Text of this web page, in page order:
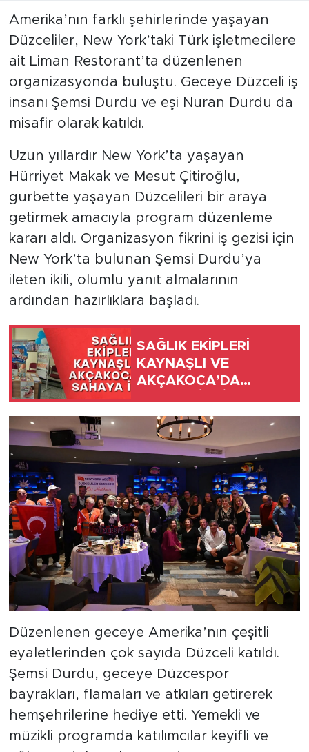
Amerika’nın farklı şehirlerinde yaşayan
Düzceliler, New York’taki Türk işletmecilere
ait Liman Restorant’ta düzenlenen
organizasyonda buluştu. Geceye Düzceli iş
insanı Şemsi Durdu ve eşi Nuran Durdu da
misafir olarak katıldı.
Uzun yıllardır New York’ta yaşayan
Hürriyet Makak ve Mesut Çitiroğlu,
gurbette yaşayan Düzcelileri bir araya
getirmek amacıyla program düzenleme
kararı aldı. Organizasyon fikrini iş gezisi için
New York’ta bulunan Şemsi Durdu’ya
ileten ikili, olumlu yanıt almalarının
ardından hazırlıklara başladı.
SAĞLIK EKİPLERİ
KAYNAŞLI VE
AKÇAKOCA’DA
Düzenlenen geceye Amerika’nın çeşitli
eyaletlerinden çok sayıda Düzceli katıldı.
Şemsi Durdu, geceye Düzcespor
bayrakları, flamaları ve atkıları getirerek
hemşehrilerine hediye etti. Yemekli ve
müzikli programda katılımcılar keyifli ve